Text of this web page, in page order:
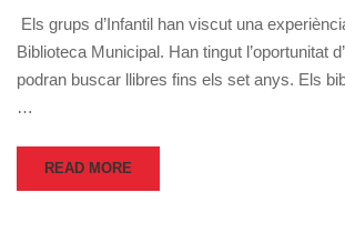
Els grups d’Infantil han viscut una
Biblioteca Municipal. Han tingut l’oportunitat
podran buscar llibres fins els set anys. Els
…
READ MORE